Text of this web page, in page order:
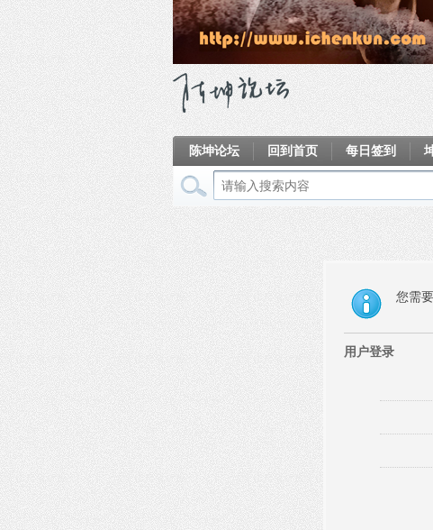
陈坤论坛 回到首页 每日签到
您需
用户登录